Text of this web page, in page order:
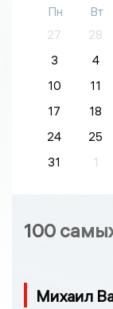
Пн Вт
27
28
3
4
10
11
17
18
24
25
31
1
100
Михаил